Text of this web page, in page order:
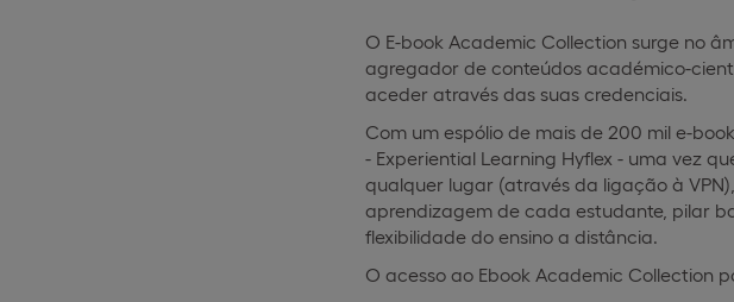
O E-book Academic Collection surge no
agregador de conteúdos académico-
aceder através das suas credenciais.
Com um espólio de mais de 200 mil e-
- Experiential Learning Hyflex - uma vez
qualquer lugar (através da ligação à
aprendizagem de cada estudante, pilar
flexibilidade do ensino a distância.
O acesso ao Ebook Academic Collection